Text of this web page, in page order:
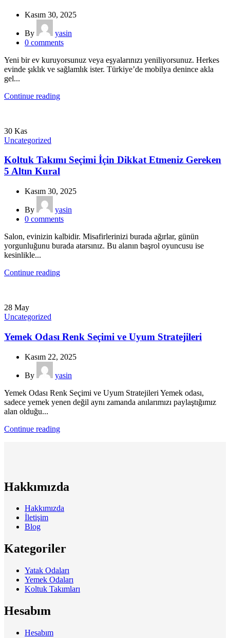
Kasım 30, 2025
By
yasin
0 comments
Yeni bir ev kuruyorsunuz veya eşyalarınızı yeniliyorsunuz. Herkes
evinde şıklık ve sağlamlık ister. Türkiye’de mobilya denince akla
gel...
Continue reading
30 Kas
Uncategorized
Koltuk Takımı Seçimi İçin Dikkat Etmeniz Gereken
5 Altın Kural
Kasım 30, 2025
By
yasin
0 comments
Salon, evinizin kalbidir. Misafirlerinizi burada ağırlar, günün
yorgunluğunu burada atarsınız. Bu alanın başrol oyuncusu ise
kesinlikle...
Continue reading
28 May
Uncategorized
Yemek Odası Renk Seçimi ve Uyum Stratejileri
Kasım 22, 2025
By
yasin
Yemek Odası Renk Seçimi ve Uyum Stratejileri Yemek odası,
sadece yemek yenen değil aynı zamanda anılarımızı paylaştığımız
alan olduğu...
Continue reading
Hakkımızda
Hakkımızda
İletişim
Blog
Kategoriler
Yatak Odaları
Yemek Odaları
Koltuk Takımları
Hesabım
Hesabım